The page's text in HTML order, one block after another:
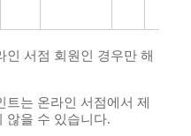
인 서점 회원인 경우만 해
트는 온라인 서점에서 제
않을 수 있습니다.